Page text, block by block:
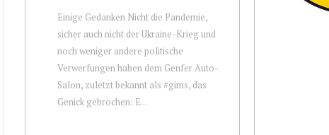
Einige Gedanken Nicht die Pandemie,
sicher auch nicht der Ukraine-Krieg und
noch weniger andere politische
Verwerfungen haben dem Genfer Auto-
Salon, zuletzt bekannt als #gims, das
Genick gebrochen: E...